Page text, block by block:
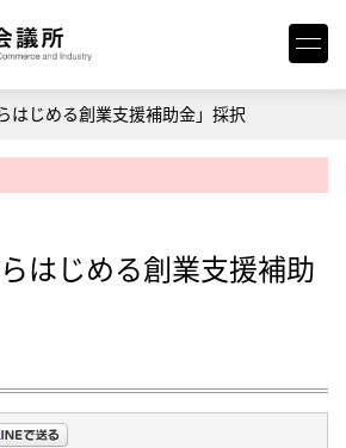
はじめる創業支援補助金」採択
らはじめる創業支援補助